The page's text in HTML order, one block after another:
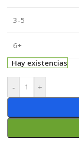
3-5
6+
Hay existencias
- +